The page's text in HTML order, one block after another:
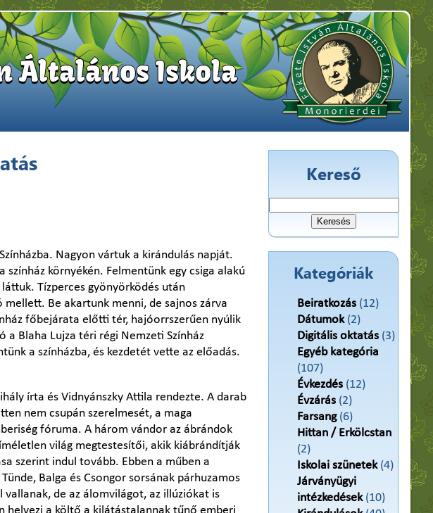
Általános Iskola
Nagyon vártuk a kirándulás napját.
környékén. Felmentünk egy csiga alakú
Tízperces gyönyörködés után
Be akartunk menni, de sajnos zárva
főbejárata előtti tér, hajóorrszerűen nyúlik
Blaha Lujza téri régi Nemzeti Színház
a színházba, és kezdetét vette az előadás.
írta és Vidnyánszky Attila rendezte. A darab
nem csupán szerelmesét, a maga
fóruma. A három vándor az ábrándok
világ megtestesítői, akik kiábrándítják
szerint indul tovább. Ebben a műben a
Balga és Csongor sorsának párhuzamos
de az álomvilágot, az illúziókat is
Kereső
Kategóriák
Beiratkozás (12)
Dátumok(2)
Digitális oktatás (3)
Egyéb kategória
(107)
Évkezdés (12)
Évzárás (2)
Farsang(6)
Hittan / Erkölcstan
(2)
Iskolai szünetek(4)
Járványügyi
intézkedések(10)